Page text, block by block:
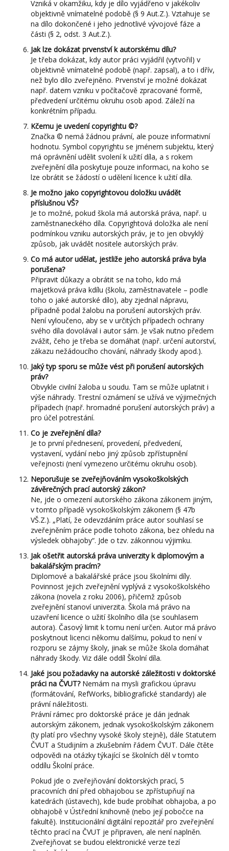
Vzniká v okamžiku, kdy je dílo vyjádřeno v jakékoliv
objektivně vnímatelné podobě (§ 9 Aut.Z.). Vztahuje se
na dílo dokončené i jeho jednotlivé vývojové fáze a
části (§ 2, odst. 3 Aut.Z.).
Jak lze dokázat prvenství k autorskému dílu?
Je třeba dokázat, kdy autor práci vyjádřil (vytvořil) v
objektivně vnímatelné podobě (např. zapsal), a to i dřív,
než bylo dílo zveřejněno. Prvenství je možné dokázat
např. datem vzniku v počítačově zpracované formě,
předvedení určitému okruhu osob apod. Záleží na
konkrétním případu.
Kčemu je uvedení copyrightu ©?
Značka © nemá žádnou právní, ale pouze informativní
hodnotu. Symbol copyrightu se jménem subjektu, který
má oprávnění udělit svolení k užití díla, a s rokem
zveřejnění díla poskytuje pouze informaci, na koho se
lze obrátit se žádostí o udělení licence k užití díla.
Je možno jako copyrightovou doložku uvádět
příslušnou VŠ?
Je to možné, pokud škola má autorská práva, např. u
zaměstnaneckého díla. Copyrightová doložka ale není
podmínkou vzniku autorských práv, je to jen obvyklý
způsob, jak uvádět nositele autorských práv.
Co má autor udělat, jestliže jeho autorská práva byla
porušena?
Připravit důkazy a obrátit se na toho, kdo má
majetková práva kdílu (školu, zaměstnavatele – podle
toho o jaké autorské dílo), aby zjednal nápravu,
případně podal žalobu na porušení autorských práv.
Není vyloučeno, aby se v určitých případech ochrany
svého díla dovolával i autor sám. Je však nutno předem
zvážit, čeho je třeba se domáhat (např. určení autorství,
zákazu nežádoucího chování, náhrady škody apod.).
Jaký typ sporu se může vést při porušení autorských
práv?
Obvykle civilní žaloba u soudu. Tam se může uplatnit i
výše náhrady. Trestní oznámení se užívá ve výjimečných
případech (např. hromadné porušení autorských práv) a
pro účel potrestání.
Co je zveřejnění díla?
Je to první přednesení, provedení, předvedení,
vystavení, vydání nebo jiný způsob zpřístupnění
veřejnosti (není vymezeno určitému okruhu osob).
Neporušuje se zveřejňováním vysokoškolských
závěrečných prací autorský zákon?
Ne, jde o omezení autorského zákona zákonem jiným,
v tomto případě vysokoškolským zákonem (§ 47b
VŠ.Z.). „Platí, že odevzdáním práce autor souhlasí se
zveřejněním práce podle tohoto zákona, bez ohledu na
výsledek obhajoby“. Jde o tzv. zákonnou výjimku.
Jak ošetřit autorská práva univerzity k diplomovým a
bakalářským pracím?
Diplomové a bakalářské práce jsou školními díly.
Povinnost jejich zveřejnění vyplývá z vysokoškolského
zákona (novela z roku 2006), přičemž způsob
zveřejnění stanoví univerzita. Škola má právo na
uzavření licence o užití školního díla (se souhlasem
autora). Časový limit k tomu není určen. Autor má právo
poskytnout licenci někomu dalšímu, pokud to není v
rozporu se zájmy školy, jinak se může škola domáhat
náhrady škody. Viz dále oddíl Školní díla.
Jaké jsou požadavky na autorské záležitosti v doktorské
práci na ČVUT?Nemám na mysli grafickou úpravu
(formátování, RefWorks, bibliografické standardy) ale
právní náležitosti.
Právní rámec pro doktorské práce je dán jednak
autorským zákonem, jednak vysokoškolským zákonem
(ty platí pro všechny vysoké školy stejně), dále Statutem
ČVUT a Studijním a zkušebním řádem ČVUT. Dále čtěte
odpovědi na otázky týkající se školních děl v tomto
oddílu Školní práce.
Pokud jde o zveřejňování doktorských prací, 5
pracovních dní před obhajobou se zpřístupňují na
katedrách (ústavech), kde bude probíhat obhajoba, a po
obhajobě v Ústřední knihovně (nebo její pobočce na
fakultě). Institucionální digitální repozitář pro zveřejnění
těchto prací na ČVUT je připraven, ale není naplněn.
Zveřejňovat se budou elektronické verze tezí